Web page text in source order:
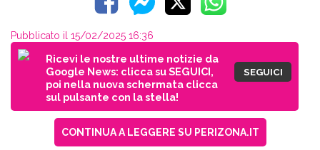
Pubblicato il 15/02/2025 16:36
Ricevi le nostre ultime notizie da
Google News: clicca su SEGUICI,
poi nella nuova schermata clicca
sul pulsante con la stella!
SEGUICI
CONTINUA A LEGGERE SU PERIZONA.IT